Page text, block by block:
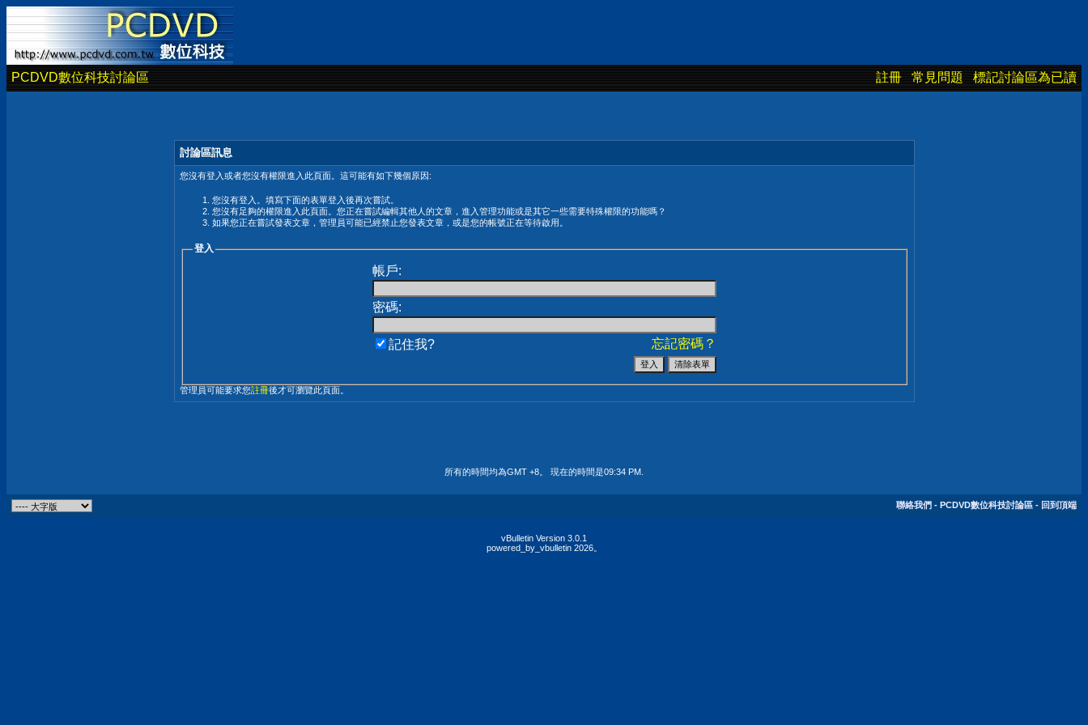
PCDVD數位科技討論區 註冊 常見問題 標記討論區為已讀
討論區訊息
您沒有登入或者您沒有權限進入此頁面。這可能有如下幾個原因:
您沒有登入。填寫下面的表單登入後再次嘗試。
您沒有足夠的權限進入此頁面。您正在嘗試編輯其他人的文章，進入管理功能或是其它一些需要特殊權限的功能嗎？
如果您正在嘗試發表文章，管理員可能已經禁止您發表文章，或是您的帳號正在等待啟用。
登入
帳戶:
密碼:
忘記密碼？
記住我?
管理員可能要求您註冊後才可瀏覽此頁面。
所有的時間均為GMT +8。 現在的時間是09:34 PM
聯絡我們 - PCDVD數位科技討論區 - 回到頂端
vBulletin Version 3.0.1
powered_by_vbulletin 2026。